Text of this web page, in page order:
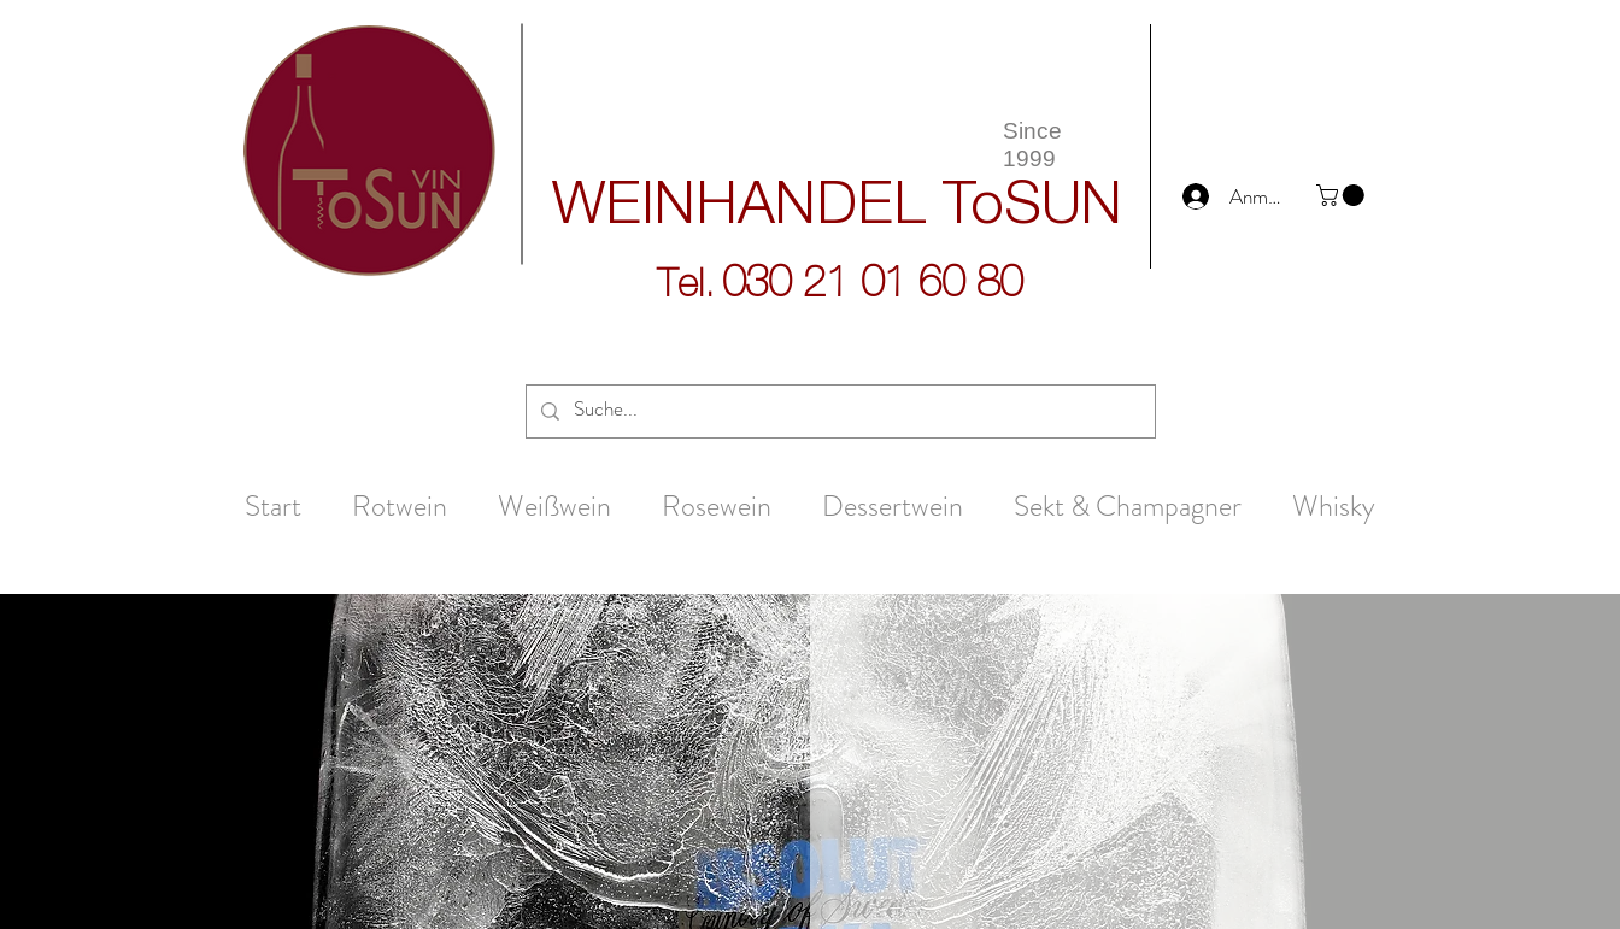
WEINHANDEL ToSUN Anmelden
Since
1999
Tel. 030 21 01 60 80
Start Rotwein Weißwein Rosewein Dessertwein Sekt & Champagner Whisky